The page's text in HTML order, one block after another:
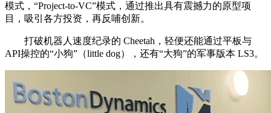
模式，“Project-to-VC”模式，通过推出具有震撼力的原型项
目，吸引各方投资，再反哺创新。
打破机器人速度纪录的 Cheetah，轻便还能通过平板与
API操控的“小狗”（little dog），还有“大狗”的军事版本 LS3。